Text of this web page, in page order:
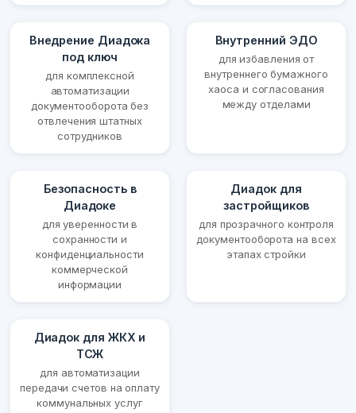
Внедрение Диадока
под ключ
для комплексной
автоматизации
документооборота без
отвлечения штатных
сотрудников
Внутренний ЭДО
для избавления от
внутреннего бумажного
хаоса и согласования
между отделами
Безопасность в
Диадоке
для уверенности в
сохранности и
конфиденциальности
коммерческой
информации
Диадок для
застройщиков
для прозрачного контроля
документооборота на всех
этапах стройки
Диадок для ЖКХ и
ТСЖ
для автоматизации
передачи счетов на оплату
коммунальных услуг